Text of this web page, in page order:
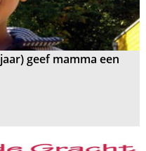
geef mamma een